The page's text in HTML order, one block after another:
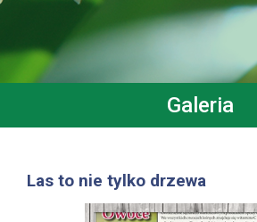
Galeria
Las to nie tylko drzewa